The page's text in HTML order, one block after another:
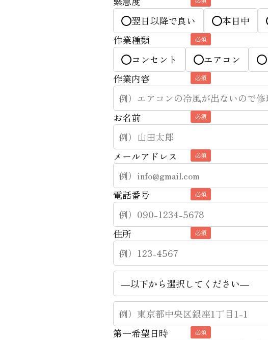
翌日以降で良い 本日中
作業種類
必須
コンセント エアコン
作業内容
必須
お名前 必須
メールアドレス 必須
電話番号 必須
住所 必須
第一希望日時 必須